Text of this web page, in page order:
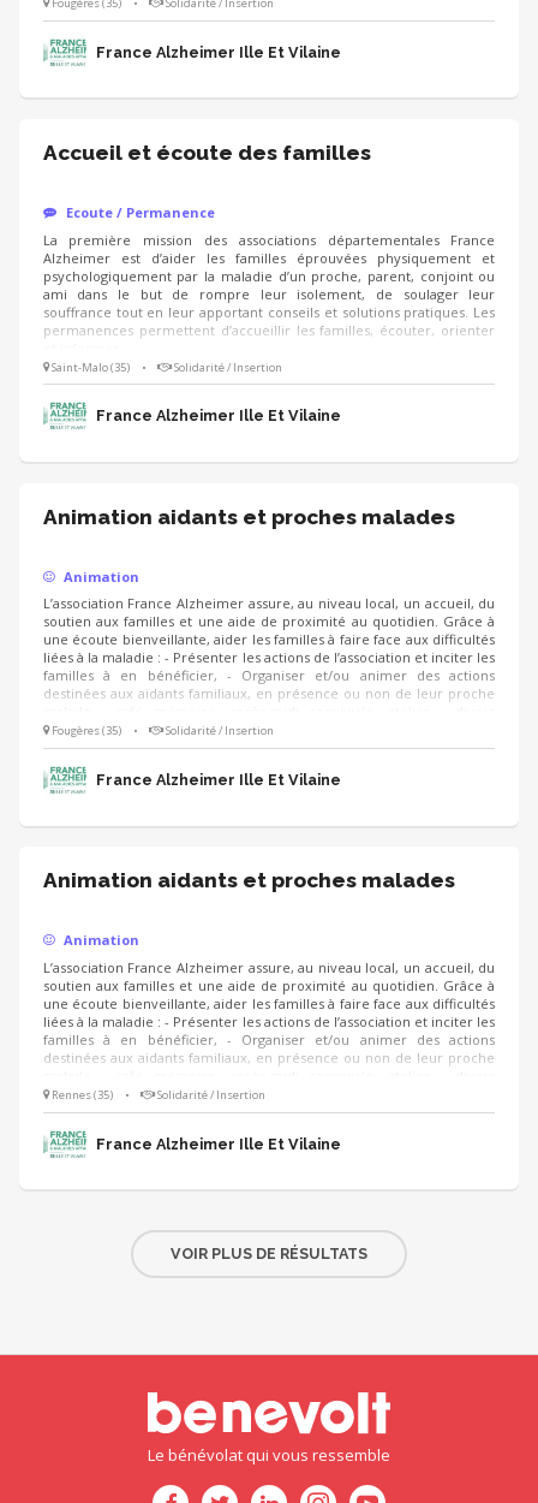
France Alzheimer Ille Et Vilaine
Accueil et écoute des familles
Ecoute / Permanence
La première mission des associations départementales France
Alzheimer est d’aider les familles éprouvées physiquement et
psychologiquement par la maladie d’un proche, parent, conjoint ou
ami dans le but de rompre leur isolement, de soulager leur
souffrance tout en leur apportant conseils et solutions pratiques. Les
permanences permettent d’accueillir les familles, écouter, orienter
Saint-Malo (35) • Solidarité / Insertion
France Alzheimer Ille Et Vilaine
Animation aidants et proches malades
Animation
L’association France Alzheimer assure, au niveau local, un accueil, du
soutien aux familles et une aide de proximité au quotidien. Grâce à
une écoute bienveillante, aider les familles à faire face aux difficultés
liées à la maladie : - Présenter les actions de l’association et inciter les
familles à en bénéficier, - Organiser et/ou animer des actions
destinées aux aidants familiaux, en présence ou non de leur proche
(relaxation, halte-relais, tango thérapie, etc.) - Susciter l’adhésion des
familles
Fougères (35) • Solidarité / Insertion
France Alzheimer Ille Et Vilaine
Animation aidants et proches malades
Animation
L’association France Alzheimer assure, au niveau local, un accueil, du
soutien aux familles et une aide de proximité au quotidien. Grâce à
une écoute bienveillante, aider les familles à faire face aux difficultés
liées à la maladie : - Présenter les actions de l’association et inciter les
familles à en bénéficier, - Organiser et/ou animer des actions
destinées aux aidants familiaux, en présence ou non de leur proche
(relaxation, halte-relais, tango thérapie, etc.) - Susciter l’adhésion des
familles
Rennes (35) • Solidarité / Insertion
France Alzheimer Ille Et Vilaine
VOIR PLUS DE RÉSULTATS
Le bénévolat qui vous ressemble